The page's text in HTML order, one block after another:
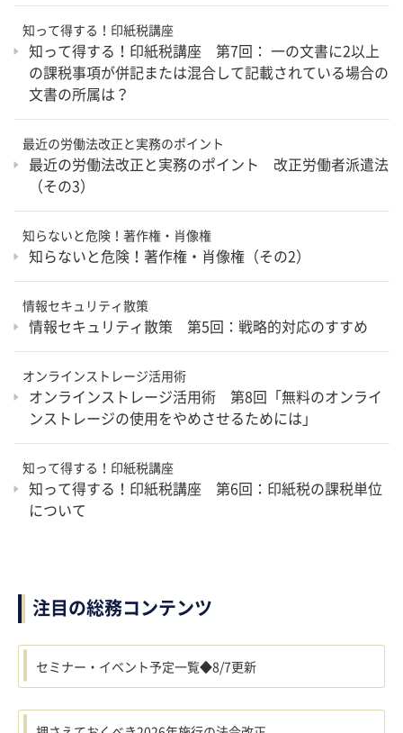
知って得する！印紙税講座
知って得する！印紙税講座 第7回： 一の文書に2以上
の課税事項が併記または混合して記載されている場合の
文書の所属は？
最近の労働法改正と実務のポイント
最近の労働法改正と実務のポイント 改正労働者派遣法
（その3）
知らないと危険！著作権・肖像権
知らないと危険！著作権・肖像権（その2）
情報セキュリティ散策
情報セキュリティ散策 第5回：戦略的対応のすすめ
オンラインストレージ活用術
オンラインストレージ活用術 第8回「無料のオンライ
ンストレージの使用をやめさせるためには」
知って得する！印紙税講座
知って得する！印紙税講座 第6回：印紙税の課税単位
について
注目の総務コンテンツ
セミナー・イベント予定一覧◆8/7更新